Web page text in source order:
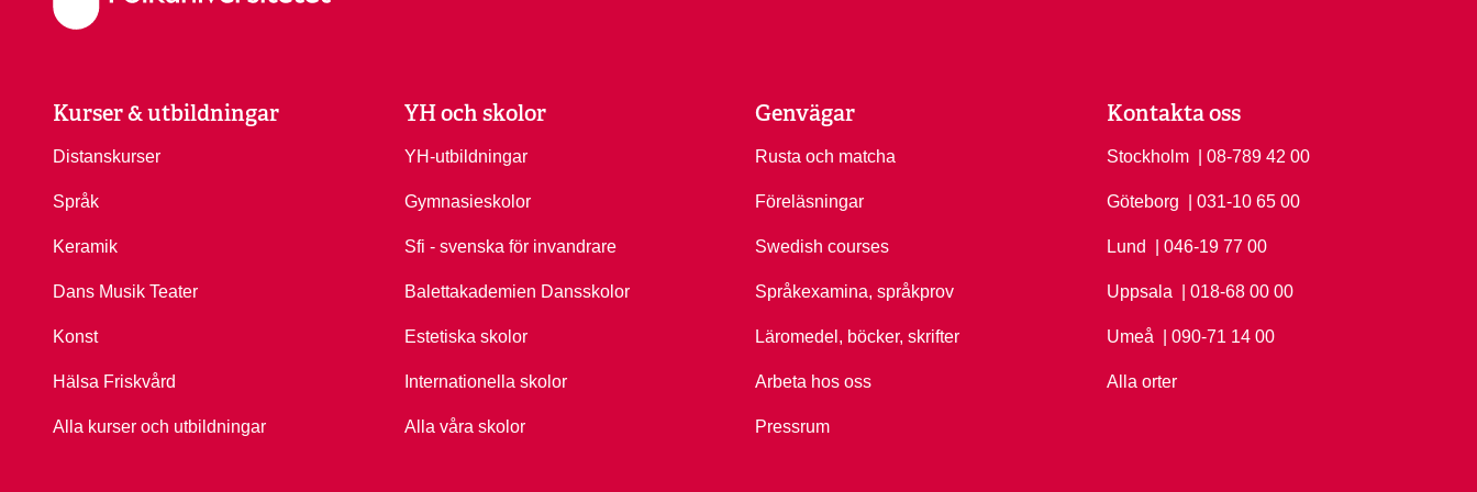
Kurser & utbildningar
Distanskurser
Språk
Keramik
Dans Musik Teater
Konst
Hälsa Friskvård
Alla kurser och utbildningar
YH och skolor
YH-utbildningar
Gymnasieskolor
Sfi - svenska för invandrare
Balettakademien Dansskolor
Estetiska skolor
Internationella skolor
Alla våra skolor
Genvägar
Rusta och matcha
Föreläsningar
Swedish courses
Språkexamina, språkprov
Läromedel, böcker, skrifter
Arbeta hos oss
Pressrum
Kontakta oss
Stockholm Ring Stockholm på
| 08-789 42 00
Göteborg Ring Göteborg på
| 031-10 65 00
Lund Ring Lund på
| 046-19 77 00
Uppsala Ring Uppsala på
| 018-68 00 00
Umeå Ring Umeå på
| 090-71 14 00
Alla orter